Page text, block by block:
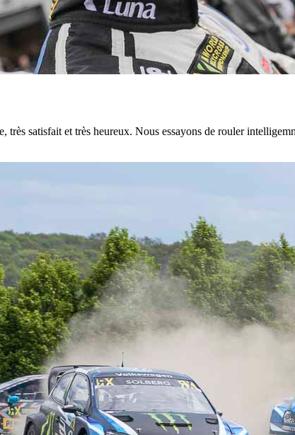
très satisfait et très heureux. Nous essayons de rouler